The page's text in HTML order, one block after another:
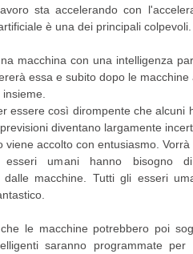
sta accelerando con
è una dei principali colpevoli.
macchina con una intelligenza
essa e subito dopo le
essere così dirompente che alcuni
diventano largamente
viene accolto con entusiasmo.
umani hanno bisogno
dalle macchine. Tutti gli esseri
le macchine potrebbero poi
saranno programmate